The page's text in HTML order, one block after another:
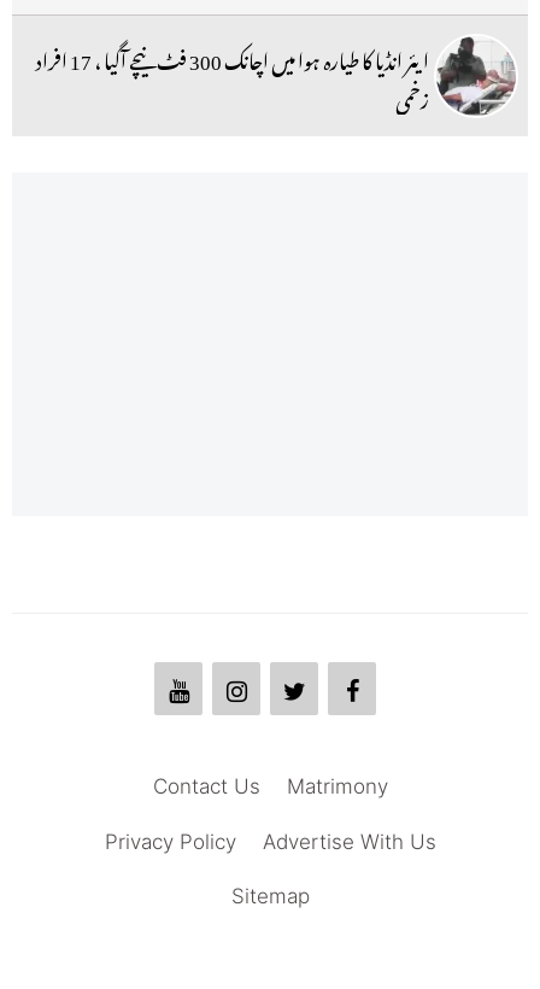
ایئر انڈیا کا طیارہ ہوا میں اچانک 300 فٹ نیچے آگیا ، 17 افراد
زخمی
Matrimony
Contact Us
Advertise With Us
Privacy Policy
Sitemap